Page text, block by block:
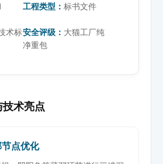
工程类型：标书文件
术标安全评级： 大猫工厂纯
净重包
术亮点
点优化